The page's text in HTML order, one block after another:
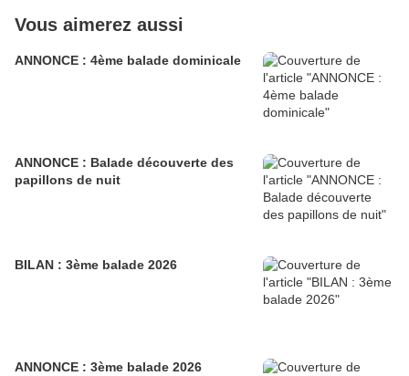
Vous aimerez aussi
ANNONCE : 4ème balade dominicale
ANNONCE : Balade découverte des
papillons de nuit
BILAN : 3ème balade 2026
ANNONCE : 3ème balade 2026